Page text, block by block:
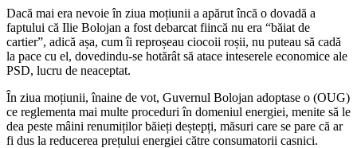
Dacă mai era nevoie în ziua moțiunii a apărut încă o dovadă a
faptului că Ilie Bolojan a fost debarcat fiincă nu era “băiat de
cartier”, adică așa, cum îi reproșeau ciocoii roșii, nu puteau să cadă
la pace cu el, dovedindu-se hotărât să atace inteserele economice ale
PSD, lucru de neaceptat.
În ziua moțiunii, înaine de vot, Guvernul Bolojan adoptase o (OUG)
ce reglementa mai multe proceduri în domeniul energiei, menite să le
dea peste mâini renumiților băieți deștepți, măsuri care se pare că ar
fi dus la reducerea prețului energiei către consumatorii casnici.